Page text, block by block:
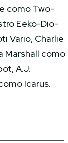
como Two-
Eeko-Dio-
Vario, Charlie
Marshall como
A.J.
Icarus.